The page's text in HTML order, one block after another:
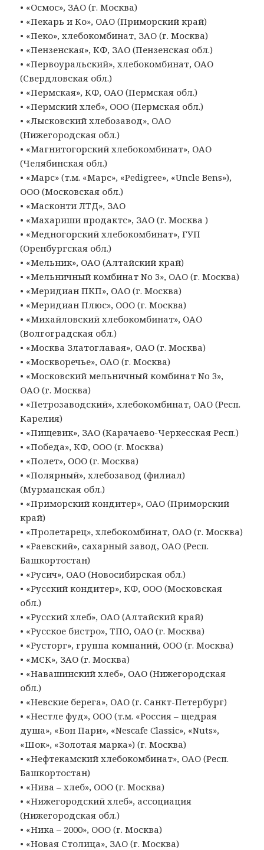
• «Осмос», ЗАО (г. Москва)
• «Пекарь и Ко», ОАО (Приморский край)
• «Пеко», хлебокомбинат, ЗАО (г. Москва)
• «Пензенская», КФ, ЗАО (Пензенская обл.)
• «Первоуральский», хлебокомбинат, ОАО
(Свердловская обл.)
• «Пермская», КФ, ОАО (Пермская обл.)
• «Пермский хлеб», ООО (Пермская обл.)
• «Лысковский хлебозавод», ОАО
(Нижегородская обл.)
• «Магнитогорский хлебокомбинат», ОАО
(Челябинская обл.)
• «Марс» (т.м. «Марс», «Pedigree», «Uncle Bens»),
ООО (Московская обл.)
• «Масконти ЛТД», ЗАО
• «Махариши продактс», ЗАО (г. Москва )
• «Медногорский хлебокомбинат», ГУП
(Оренбургская обл.)
• «Мельник», ОАО (Алтайский край)
• «Мельничный комбинат No 3», ОАО (г. Москва)
• «Меридиан ПКП», ОАО (г. Москва)
• «Меридиан Плюс», ООО (г. Москва)
• «Михайловский хлебокомбинат», ОАО
(Волгоградская обл.)
• «Москва Златоглавая», ОАО (г. Москва)
• «Москворечье», ОАО (г. Москва)
• «Московский мельничный комбинат No 3»,
ОАО (г. Москва)
• «Петрозаводский», хлебокомбинат, ОАО (Респ.
Карелия)
• «Пищевик», ЗАО (Карачаево-Черкесская Респ.)
• «Победа», КФ, ООО (г. Москва)
• «Полет», ООО (г. Москва)
• «Полярный», хлебозавод (филиал)
(Мурманская обл.)
• «Приморский кондитер», ОАО (Приморский
край)
• «Пролетарец», хлебокомбинат, ОАО (г. Москва)
• «Раевский», сахарный завод, ОАО (Респ.
Башкортостан)
• «Русич», ОАО (Новосибирская обл.)
• «Русский кондитер», КФ, ООО (Московская
обл.)
• «Русский хлеб», ОАО (Алтайский край)
• «Русское бистро», ТПО, ОАО (г. Москва)
• «Русторг», группа компаний, ООО (г. Москва)
• «МСК», ЗАО (г. Москва)
• «Навашинский хлеб», ОАО (Нижегородская
обл.)
• «Невские берега», ОАО (г. Санкт-Петербург)
• «Нестле фуд», ООО (т.м. «Россия – щедрая
душа», «Бон Пари», «Nescafe Classic», «Nuts»,
«Шок», «Золотая марка») (г. Москва)
• «Нефтекамский хлебокомбинат», ОАО (Респ.
Башкортостан)
• «Нива – хлеб», ООО (г. Москва)
• «Нижегородский хлеб», ассоциация
(Нижегородская обл.)
• «Ника – 2000», ООО (г. Москва)
• «Новая Столица», ЗАО (г. Москва)